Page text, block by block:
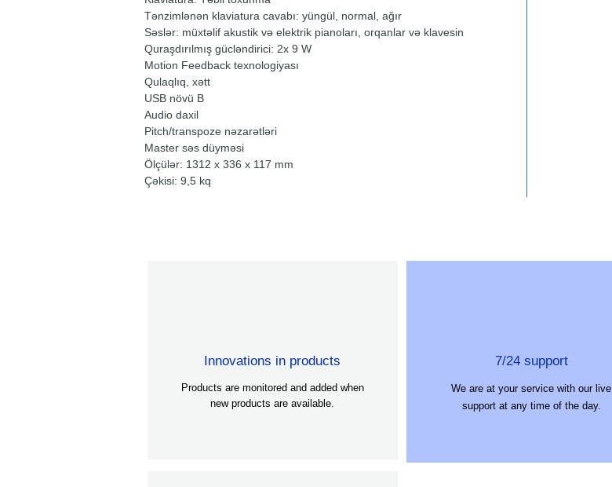
Tənzimlənən klaviatura cavabı: yüngül, normal, ağır
Səslər: müxtəlif akustik və elektrik pianoları, orqanlar və klavesin
Quraşdırılmış gücləndirici: 2x 9 W
Motion Feedback texnologiyası
Qulaqlıq, xətt
USB növü B
Audio daxil
Pitch/transpoze nəzarətləri
Master səs düyməsi
Ölçülər: 1312 x 336 x 117 mm
Çəkisi: 9,5 kq
Innovations in products
Products are monitored and added when
new products are available.
7/24 support
We are at your service with our live
support at any time of the day.